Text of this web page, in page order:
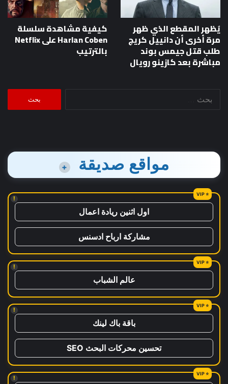
يُظهر المقطع الذي ظهر
مرة أخرى أن دانييل كريج
طلب قتل جيمس بوند
مباشرة بعد كازينو رويال
كيفية مشاهدة سلسلة
Harlan Coben على Netflix
بالترتيب
مواقع صديقة +
!
اول اثنين ريادة اعمال
مشاركة ارباح ادسنس
!
عالم الشباب
!
باقة باك لينك
تحسين محركات البحث SEO
!